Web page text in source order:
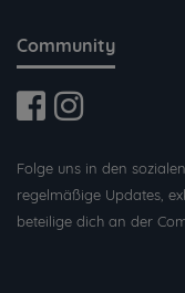
Community
Folge uns in den
regelmäßige Updates,
beteilige dich an der